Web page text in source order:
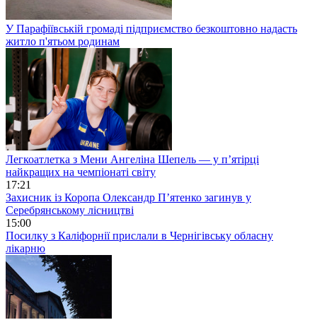
У Парафіївській громаді підприємство безкоштовно надасть
житло п'ятьом родинам
Легкоатлетка з Мени Ангеліна Шепель — у п’ятірці
найкращих на чемпіонаті світу
17:21
Захисник із Коропа Олександр П’ятенко загинув у
Серебрянському лісництві
15:00
Посилку з Каліфорнії прислали в Чернігівську обласну
лікарню